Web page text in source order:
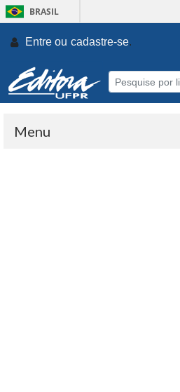
BRASIL
Entre ou cadastre-se.
Menu